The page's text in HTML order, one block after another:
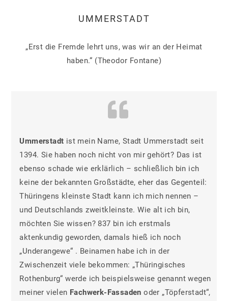
UMMERSTADT
„Erst die Fremde lehrt uns, was wir an der Heimat
haben.“ (Theodor Fontane)
Ummerstadt ist mein Name, Stadt Ummerstadt seit
1394. Sie haben noch nicht von mir gehört? Das ist
ebenso schade wie erklärlich – schließlich bin ich
keine der bekannten Großstädte, eher das Gegenteil:
Thüringens kleinste Stadt kann ich mich nennen –
und Deutschlands zweitkleinste. Wie alt ich bin,
möchten Sie wissen? 837 bin ich erstmals
aktenkundig geworden, damals hieß ich noch
„Underangewe“ . Beinamen habe ich in der
Zwischenzeit viele bekommen: „Thüringisches
Rothenburg“ werde ich beispielsweise genannt wegen
meiner vielen Fachwerk-Fassadenoder „Töpferstadt“,